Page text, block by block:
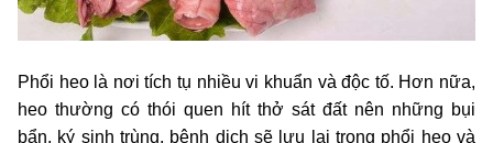
Phổi heo là nơi tích tụ nhiều vi khuẩn và độc tố. Hơn nữa,
heo thường có thói quen hít thở sát đất nên những bụi
bẩn, ký sinh trùng, bệnh dịch sẽ lưu lại trong phổi heo và